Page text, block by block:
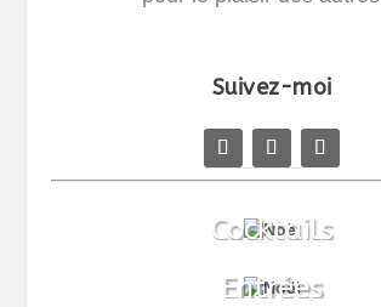
Suivez-moi